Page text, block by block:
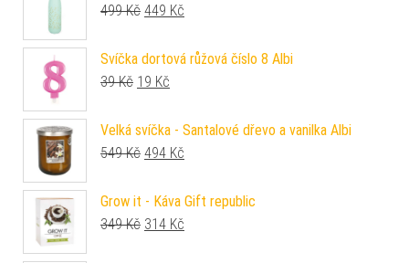
499Kč Původní cena byla: 499 Kč.
449 Kč
Svíčka dortová růžová číslo 8 Albi
39Kč Původní cena byla: 39 Kč.
19 Kč
Velká svíčka - Santalové dřevo a vanilka Albi
549Kč Původní cena byla: 549 Kč.
494 Kč
Grow it - Káva Gift republic
349Kč Původní cena byla: 349 Kč.
314 Kč